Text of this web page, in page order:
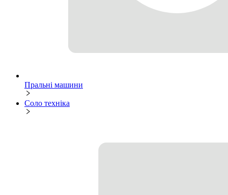
Пральні машини
Соло техніка